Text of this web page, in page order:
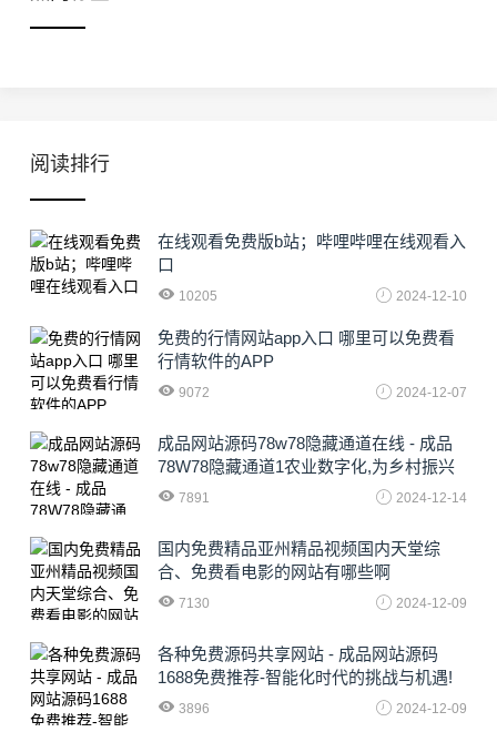
阅读排行
在线观看免费版b站；哔哩哔哩在线观看入
口
10205 2024-12-10
免费的行情网站app入口 哪里可以免费看
行情软件的APP
9072 2024-12-07
成品网站源码78w78隐藏通道在线 - 成品
78W78隐藏通道1农业数字化,为乡村振兴
注入新动力
7891 2024-12-14
国内免费精品亚州精品视频国内天堂综
合、免费看电影的网站有哪些啊
7130 2024-12-09
各种免费源码共享网站 - 成品网站源码
1688免费推荐-智能化时代的挑战与机遇!
3896 2024-12-09